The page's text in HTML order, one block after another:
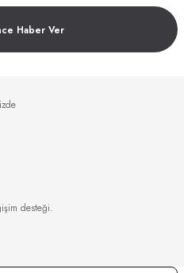
Haber Ver
desteği.